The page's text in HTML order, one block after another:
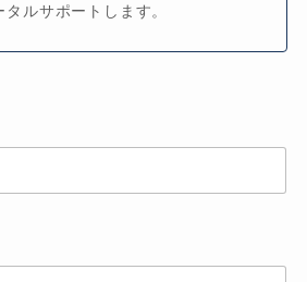
タルサポートします。